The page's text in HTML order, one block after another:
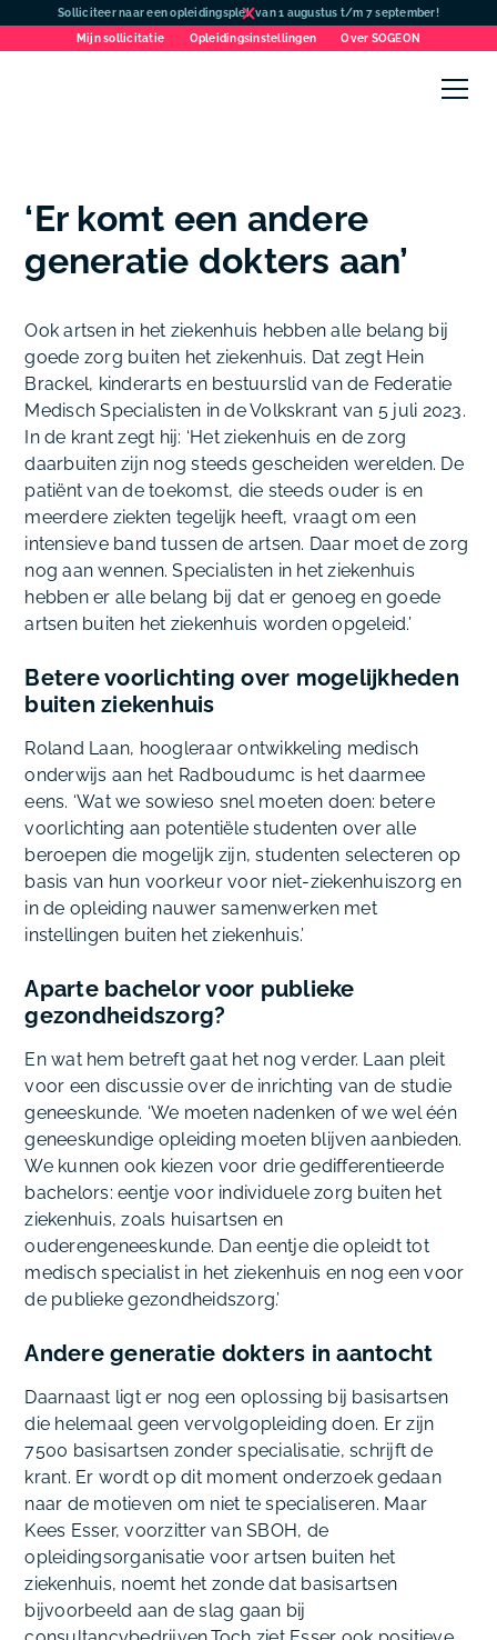
Solliciteer naar een opleidingsplek van 1 augustus t/m 7 september!
Mijn sollicitatie
Opleidingsinstellingen Over SOGEON
‘Er komt een andere
generatie dokters aan’
Ook artsen in het ziekenhuis hebben alle belang bij
goede zorg buiten het ziekenhuis. Dat zegt Hein
Brackel, kinderarts en bestuurslid van de Federatie
Medisch Specialisten in de Volkskrant van 5 juli 2023.
In de krant zegt hij: ‘Het ziekenhuis en de zorg
daarbuiten zijn nog steeds gescheiden werelden. De
patiënt van de toekomst, die steeds ouder is en
meerdere ziekten tegelijk heeft, vraagt om een
intensieve band tussen de artsen. Daar moet de zorg
nog aan wennen. Specialisten in het ziekenhuis
hebben er alle belang bij dat er genoeg en goede
artsen buiten het ziekenhuis worden opgeleid.’
Betere voorlichting over mogelijkheden
buiten ziekenhuis
Roland Laan, hoogleraar ontwikkeling medisch
onderwijs aan het Radboudumc is het daarmee
eens. ‘Wat we sowieso snel moeten doen: betere
voorlichting aan potentiële studenten over alle
beroepen die mogelijk zijn, studenten selecteren op
basis van hun voorkeur voor niet-ziekenhuiszorg en
in de opleiding nauwer samenwerken met
instellingen buiten het ziekenhuis.’
Aparte bachelor voor publieke
gezondheidszorg?
En wat hem betreft gaat het nog verder. Laan pleit
voor een discussie over de inrichting van de studie
geneeskunde. ‘We moeten nadenken of we wel één
geneeskundige opleiding moeten blijven aanbieden.
We kunnen ook kiezen voor drie gedifferentieerde
bachelors: eentje voor individuele zorg buiten het
ziekenhuis, zoals huisartsen en
ouderengeneeskunde. Dan eentje die opleidt tot
medisch specialist in het ziekenhuis en nog een voor
de publieke gezondheidszorg.’
Andere generatie dokters in aantocht
Daarnaast ligt er nog een oplossing bij basisartsen
die helemaal geen vervolgopleiding doen. Er zijn
7500 basisartsen zonder specialisatie, schrijft de
krant. Er wordt op dit moment onderzoek gedaan
naar de motieven om niet te specialiseren. Maar
Kees Esser, voorzitter van SBOH, de
opleidingsorganisatie voor artsen buiten het
ziekenhuis, noemt het zonde dat basisartsen
bijvoorbeeld aan de slag gaan bij